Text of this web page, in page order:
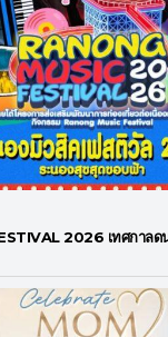
2026 เทศกาลด